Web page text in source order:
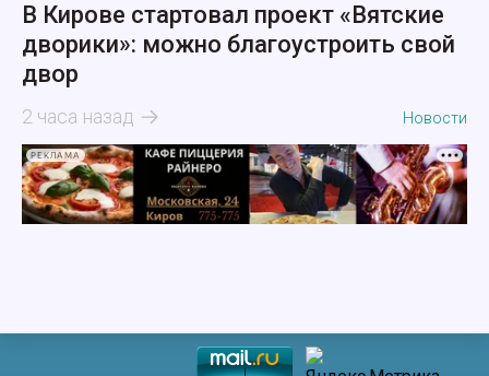
В Кирове стартовал проект «Вятские
дворики»: можно благоустроить свой
двор
2 часа назад Новости
РЕКЛАМА